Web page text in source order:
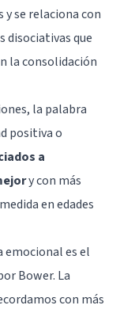
y se relaciona con
disociativas que
la consolidación
la palabra
positiva o
a
y con más
en edades
emocional es el
Bower. La
con más